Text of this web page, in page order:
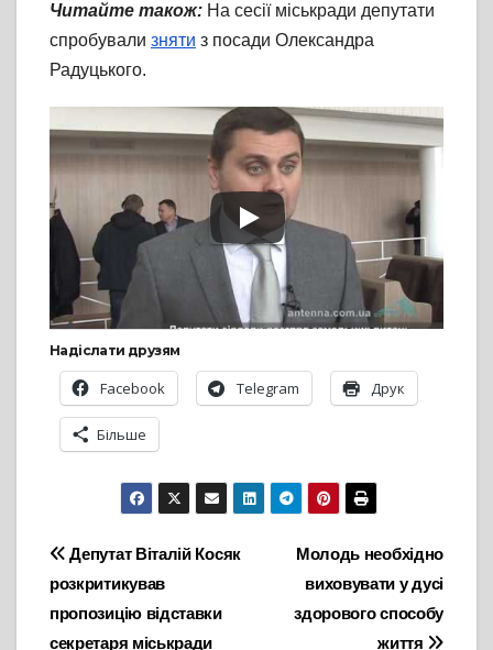
Читайте також: На сесії міськради депутати
спробували зняти з посади Олександра
Радуцького.
Надіслати друзям
Facebook Telegram Друк
Більше
Навігація
записів
Молодь необхідно
виховувати у дусі
здорового способу
життя
Депутат Віталій Косяк
розкритикував
пропозицію відставки
секретаря міськради